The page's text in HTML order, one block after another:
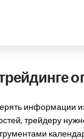
информации
трейдеру